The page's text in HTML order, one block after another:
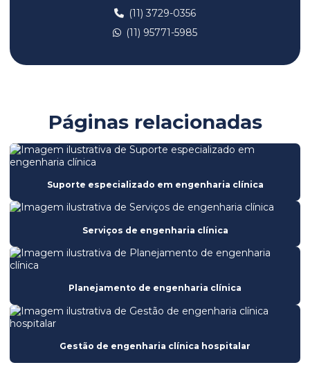
Bomba de infusão mdk mi23
Bomba de infusão me11
Bomba de seringa mdk ms56
Bomba de seringa ms31
Bomba de seringa ms56
Calibração de equipamentos hospitalares
Calibração de equipamentos médicos
Certificação de equipamentos hospitalares
Certificação de segurança hospitalar
Compliance na gestão de equipamentos médicos
Consultoria em engenharia clínica
(11) 3729-0356
(11) 95771-5985
Páginas relacionadas
Suporte especializado em engenharia clínica
Serviços de engenharia clínica
Planejamento de engenharia clínica
Gestão de engenharia clínica hospitalar